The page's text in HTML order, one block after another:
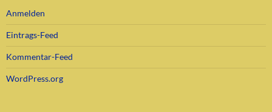
Anmelden
Eintrags-Feed
Kommentar-Feed
WordPress.org